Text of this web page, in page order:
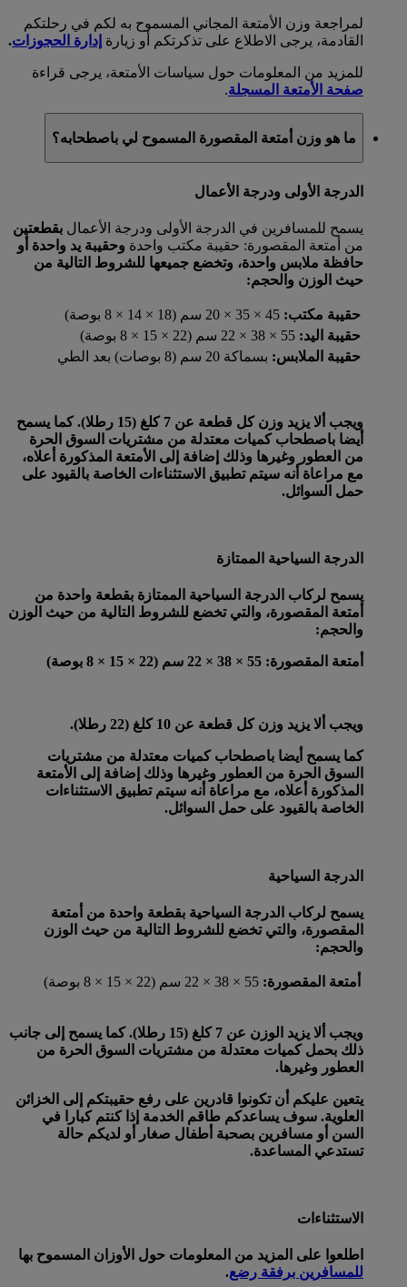
لمراجعة وزن الأمتعة المجاني المسموح به لكم في رحلتكم
القادمة، يرجى الاطلاع على تذكرتكم أو زيارة إدارة الحجوزات.
للمزيد من المعلومات حول سياسات الأمتعة، يرجى قراءة
صفحة الأمتعة المسجلة.
ما هو وزن أمتعة المقصورة المسموح لي باصطحابه؟
الدرجة الأولى ودرجة الأعمال
يسمح للمسافرين في الدرجة الأولى ودرجة الأعمال بقطعتين
من أمتعة المقصورة: حقيبة مكتب واحدة وحقيبة يد واحدة أو
حافظة ملابس واحدة، وتخضع جميعها للشروط التالية من
حيث الوزن والحجم:
حقيبة مكتب:
حقيبة اليد:
حقيبة الملابس: بسماكة 20 سم (8 بوصات) بعد الطي
ويجب ألا يزيد وزن كل قطعة عن 7 كلغ (15 رطلا). كما يسمح
أيضا باصطحاب كميات معتدلة من مشتريات السوق الحرة
من العطور وغيرها وذلك إضافة إلى الأمتعة المذكورة أعلاه،
مع مراعاة أنه سيتم تطبيق الاستثناءات الخاصة بالقيود على
حمل السوائل.
الدرجة السياحية الممتازة
يسمح لركاب الدرجة السياحية الممتازة بقطعة واحدة من
أمتعة المقصورة، والتي تخضع للشروط التالية من حيث الوزن
والحجم:
أمتعة المقصورة: 55 × 38 × 22 سم (22 × 15 × 8 بوصة)
ويجب ألا يزيد وزن كل قطعة عن 10 كلغ (22 رطلا).
كما يسمح أيضا باصطحاب كميات معتدلة من مشتريات
السوق الحرة من العطور وغيرها وذلك إضافة إلى الأمتعة
المذكورة أعلاه، مع مراعاة أنه سيتم تطبيق الاستثناءات
الخاصة بالقيود على حمل السوائل.
الدرجة السياحية
يسمح لركاب الدرجة السياحية بقطعة واحدة من أمتعة
المقصورة، والتي تخضع للشروط التالية من حيث الوزن
والحجم:
أمتعة المقصورة: 55 × 38 × 22 سم (22 × 15 × 8 بوصة)
ويجب ألا يزيد الوزن عن 7 كلغ (15 رطلا). كما يسمح إلى جانب
ذلك بحمل كميات معتدلة من مشتريات السوق الحرة من
العطور وغيرها.
يتعين عليكم أن تكونوا قادرين على رفع حقيبتكم إلى الخزائن
العلوية. سوف يساعدكم طاقم الخدمة إذا كنتم كبارا في
السن أو مسافرين بصحبة أطفال صغار أو لديكم حالة
تستدعي المساعدة.
الاستثناءات
اطلعوا على المزيد من المعلومات حول الأوزان المسموح بها
للمسافرين برفقة رضع.